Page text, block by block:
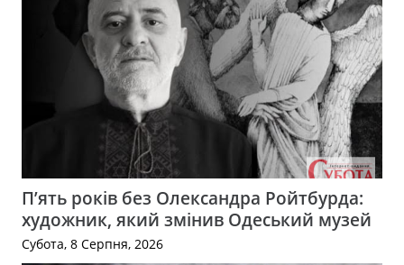
П’ять років без Олександра Ройтбурда:
художник, який змінив Одеський музей
Субота, 8 Серпня, 2026